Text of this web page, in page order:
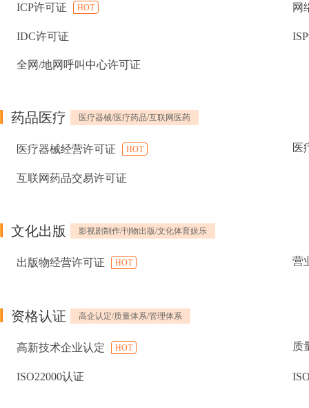
ICP许可证 HOT 网
IDC许可证
全网/地网呼叫中心许可证
药品医疗 医疗器械/医疗药品/互联网医药
医疗器械经营许可证 HOT 医
互联网药品交易许可证
文化出版 影视剧制作/刊物出版/文化体育娱乐
出版物经营许可证 HOT 营
资格认证 高企认定/质量体系/管理体系
高新技术企业认定 HOT 质
ISO22000认证